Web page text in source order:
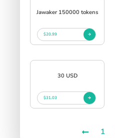
Jawaker 150000 tokens
$20.99
30 USD
$31.03
1